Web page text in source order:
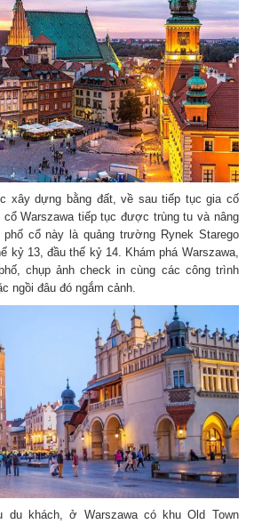
xây dựng bằng đất, về sau tiếp tục gia cố
cổ Warszawa tiếp tục được trùng tu và nâng
cổ này là quảng trường Rynek Starego
kỷ 13, đầu thế kỷ 14. Khám phá Warszawa,
chụp ảnh check in cùng các công trình
ngồi đâu đó ngắm cảnh.
du khách, ở Warszawa có khu Old Town